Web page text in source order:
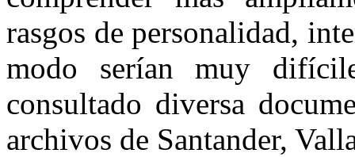
rasgos de personalidad,
modo serían muy
consultado diversa
archivos de Santander,